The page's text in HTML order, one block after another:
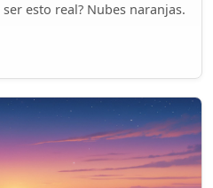
esto real? Nubes naranjas.